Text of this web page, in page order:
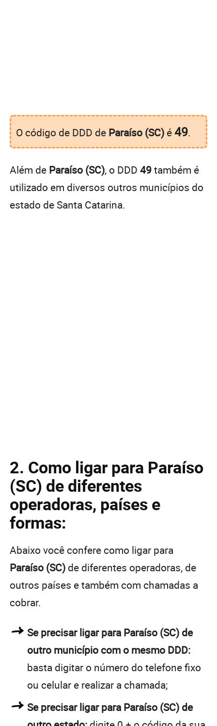
O código de DDD de Paraíso (SC) é49.
Além de Paraíso (SC), o DDD 49também é
utilizado em diversos outros municípios do
estado de Santa Catarina.
2. Como ligar para Paraíso
(SC) de diferentes
operadoras, países e
formas:
Abaixo você confere como ligar para
Paraíso (SC) de diferentes operadoras, de
outros países e também com chamadas a
cobrar.
Se precisar ligar para Paraíso (SC) de
outro município com o mesmo DDD:
basta digitar o número do telefone fixo
ou celular e realizar a chamada;
Se precisar ligar para Paraíso (SC) de